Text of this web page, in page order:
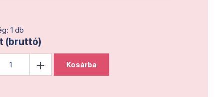
1 db
(bruttó)
Kosárba